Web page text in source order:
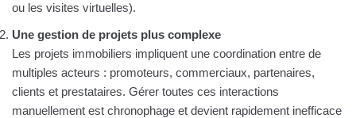
ou les visites virtuelles).
Une gestion de projets plus complexe
Les projets immobiliers impliquent une coordination entre de
multiples acteurs : promoteurs, commerciaux, partenaires,
clients et prestataires. Gérer toutes ces interactions
manuellement est chronophage et devient rapidement inefficace